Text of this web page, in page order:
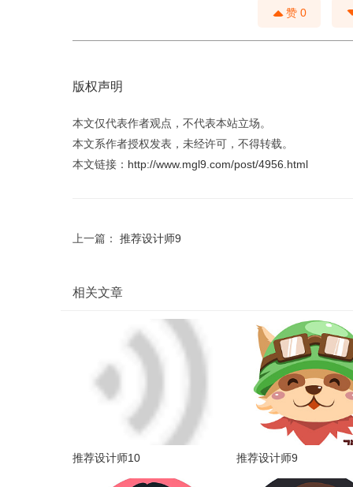
赞 0
版权声明
本文仅代表作者观点，不代表本站立场。
本文系作者授权发表，未经许可，不得转载。
本文链接： http://www.mgl9.com/post/4956.html
上一篇： 推荐设计师9
相关文章
推荐设计师10 推荐设计师9